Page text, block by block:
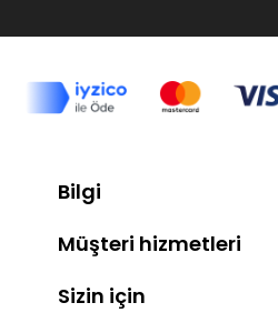
Bilgi
Müşteri hizmetleri
Sizin için